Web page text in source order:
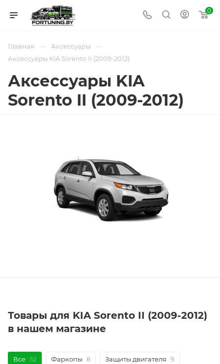
0
Главная — Аксессуары —
Аксессуары KIA Sorento II (2009-2012)
Аксессуары KIA
Sorento II (2009-2012)
Товары для KIA Sorento II (2009-2012)
в нашем магазине
Все 52 Фаркопы 8 Защиты двигателя 9